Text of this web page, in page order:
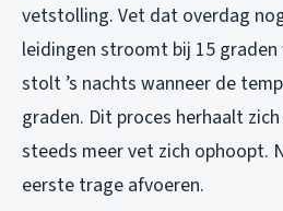
vetstolling. Vet dat overdag
leidingen stroomt bij 15
stolt ’s nachts wanneer de
graden. Dit proces herhaalt
steeds meer vet zich ophoopt.
eerste trage afvoeren.